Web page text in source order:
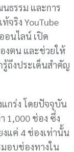
ธรรม และการ
จริง YouTube
อนไลน์ เปิด
งตน และช่วยให้
ถึงประเด็นสำคัญ
แกร่ง โดยปัจจุบัน
1,000 ช่อง ซึ่ง
แค่ 4 ช่องเท่านั้น
มอบช่องทางใน